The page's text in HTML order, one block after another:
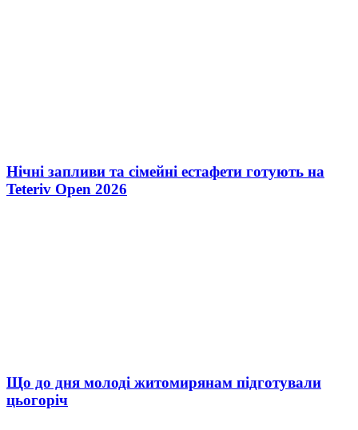
Нічні запливи та сімейні естафети готують на
Teteriv Open 2026
Що до дня молоді житомирянам підготували
цьогоріч